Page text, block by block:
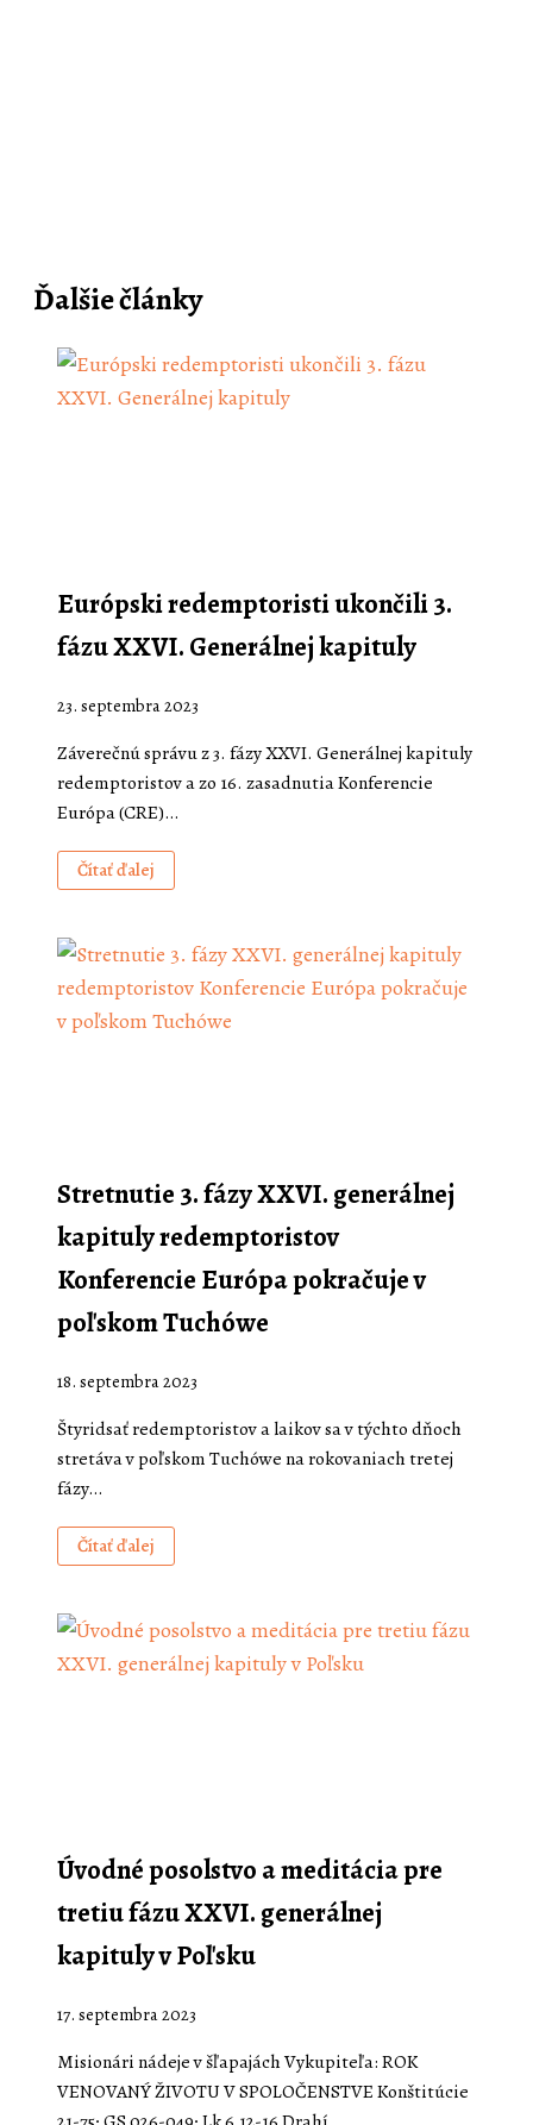
Ďalšie články
Európski redemptoristi ukončili 3.
fázu XXVI. Generálnej kapituly
23. septembra 2023
Záverečnú správu z 3. fázy XXVI. Generálnej kapituly
redemptoristov a zo 16. zasadnutia Konferencie
Európa (CRE)…
Čítať ďalej
Stretnutie 3. fázy XXVI. generálnej
kapituly redemptoristov
Konferencie Európa pokračuje v
poľskom Tuchówe
18. septembra 2023
Štyridsať redemptoristov a laikov sa v týchto dňoch
stretáva v poľskom Tuchówe na rokovaniach tretej
fázy…
Čítať ďalej
Úvodné posolstvo a meditácia pre
tretiu fázu XXVI. generálnej
kapituly v Poľsku
17. septembra 2023
Misionári nádeje v šľapajách Vykupiteľa: ROK
VENOVANÝ ŽIVOTU V SPOLOČENSTVE Konštitúcie